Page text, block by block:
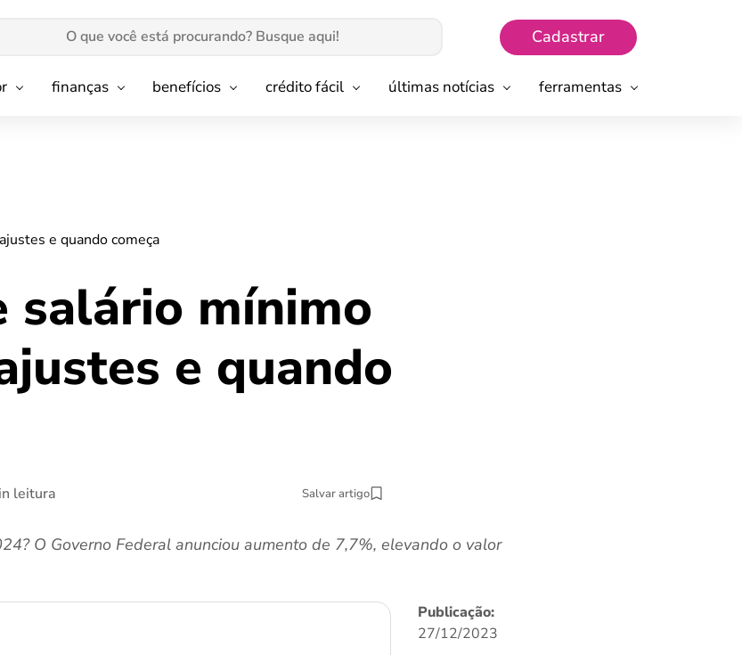
Cadastrar
finanças benefícios crédito fácil últimas notícias ferramentas
e quando começa
salário mínimo
e quando
leitura Salvar artigo
O Governo Federal anunciou aumento de 7,7%, elevando o valor
Publicação:
27/12/2023